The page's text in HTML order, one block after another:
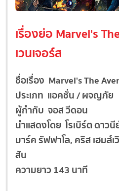
เรื่องย่อ Marvel's
เวนเจอร์ส
ชื่อเรื่อง Marvel's The
ประเภท แอคชั่น / ผจญภัย
ผู้กำกับ จอส วีดอน
นำแสดงโดย โรเบิร์ต ดาว
มาร์ค รัฟฟาโล, คริส เฮมส์เ
สัน
ความยาว 143 นาที